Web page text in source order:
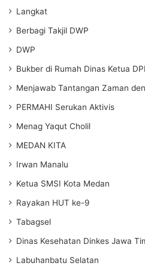
Langkat
Berbagi Takjil DWP
DWP
Bukber di Rumah Dinas Ketua
Menjawab Tantangan Zaman
PERMAHI Serukan Aktivis
Menag Yaqut Cholil
MEDAN KITA
Irwan Manalu
Ketua SMSI Kota Medan
Rayakan HUT ke-9
Tabagsel
Dinas Kesehatan Dinkes Jawa
Labuhanbatu Selatan